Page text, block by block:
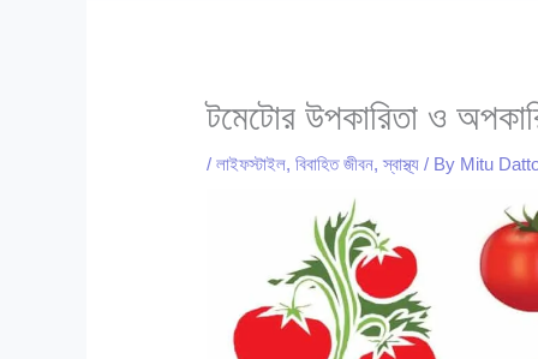
টমেটোর উপকারিতা ও
/লাইফস্টাইল,বিবাহিত জীবন,স্বাস্থ্য / By Mitu